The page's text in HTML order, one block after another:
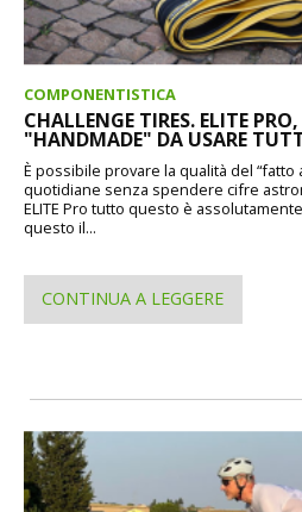
COMPONENTISTICA
CHALLENGE TIRES. ELITE
"HANDMADE" DA USARE
È possibile provare la qualità del “fatto
quotidiane senza spendere cifre
ELITE Pro tutto questo è
questo il...
CONTINUA A LEGGERE